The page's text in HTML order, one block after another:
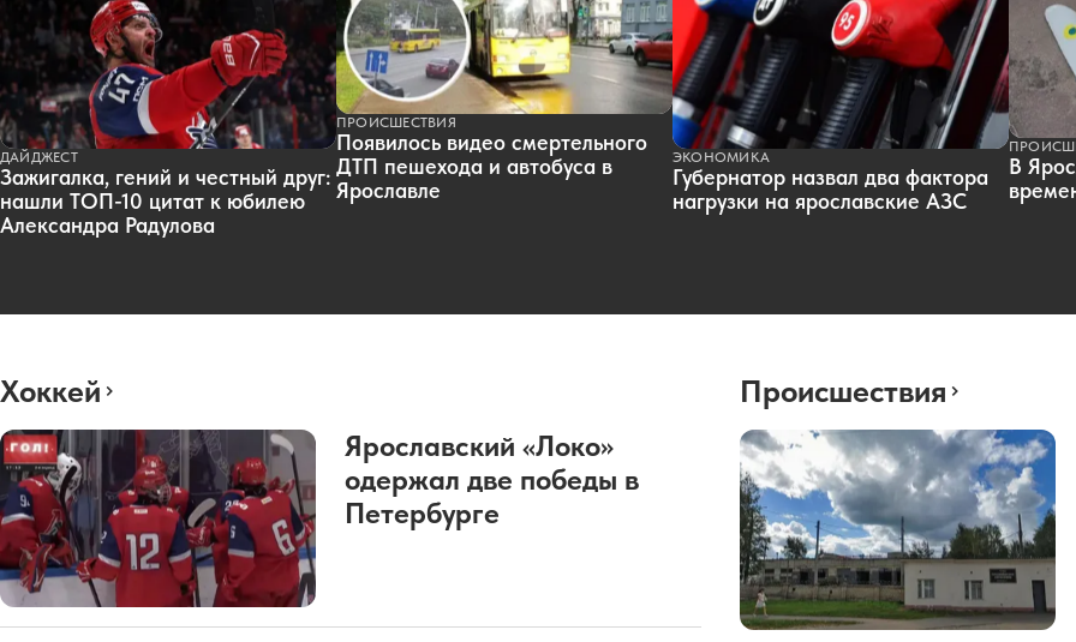
ДАЙДЖЕСТ
Зажигалка, гений и честный друг:
нашли ТОП-10 цитат к юбилею
Александра Радулова
ПРОИСШЕСТВИЯ
Появилось видео смертельного
ДТП пешехода и автобуса в
Ярославле
ЭКОНОМИКА
Губернатор назвал два фактора
нагрузки на ярославские АЗС
В
Хоккей
Ярославский «Локо»
одержал две победы в
Петербурге
Происшествия